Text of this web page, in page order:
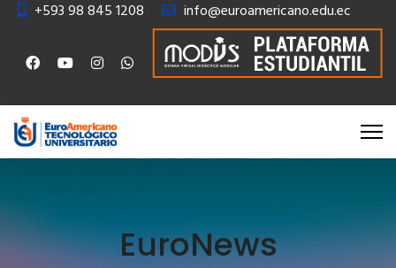
+593 98 845 1208 info@euroamericano.edu.ec
EuroNews